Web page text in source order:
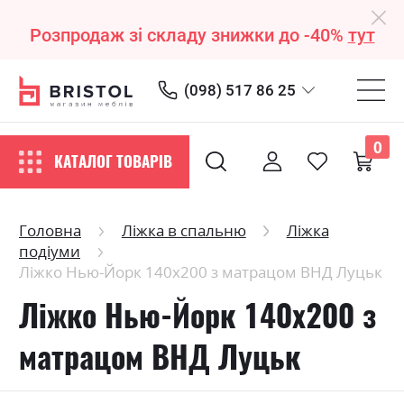
Розпродаж зі складу знижки до -40% тут
(098) 517 86 25
КАТАЛОГ ТОВАРІВ
0
Головна Ліжка в спальню
Ліжка
подіуми
Ліжко Нью-Йорк 140х200 з матрацом ВНД Луцьк
Ліжко Нью-Йорк 140х200 з
матрацом ВНД Луцьк